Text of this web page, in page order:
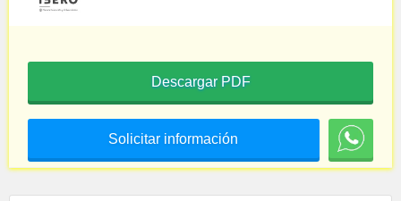
Descargar PDF
Solicitar información